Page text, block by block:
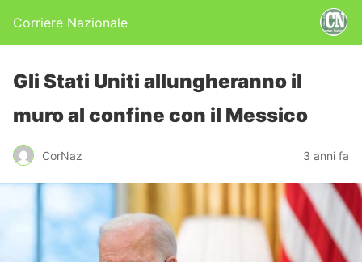
Corriere Nazionale
Gli Stati Uniti allungheranno il
muro al confine con il Messico
CorNaz 3 anni fa